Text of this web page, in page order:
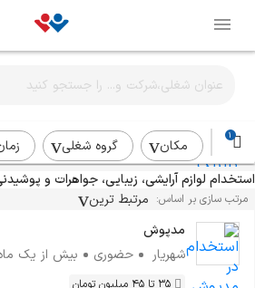
1
مکان گروه شغلی
استخدام لوازم آرایشی، زیبایی، جواهرات و
مرتب سازی بر اساس: مرتبط ترین
حسابدار
کرج
حضوری حدود یک ماه
سرپرست انبار
مدپوش
شهریار
حضوری بیش از یک
35 تا 45 میلیون تومان